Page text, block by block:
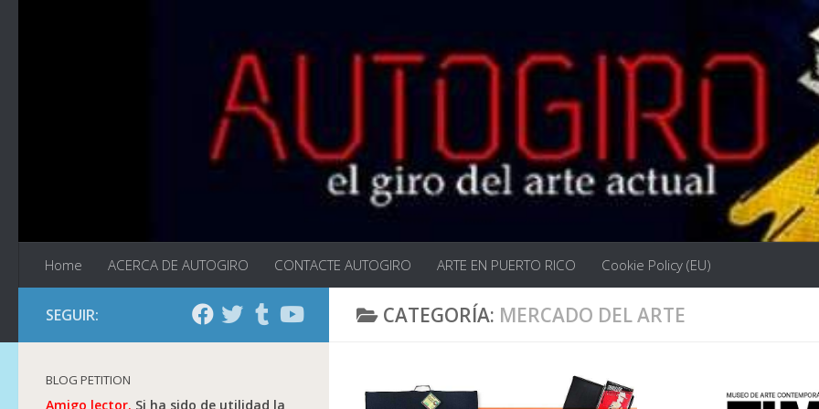
Home ACERCA DE AUTOGIRO CONTACTE AUTOGIRO ARTE EN PUERTO RICO Cookie Policy (EU)
CATEGORÍA: MERCADO DEL ARTE
SEGUIR:
BLOG PETITION
Amigo lector. Si ha sido de utilidad la